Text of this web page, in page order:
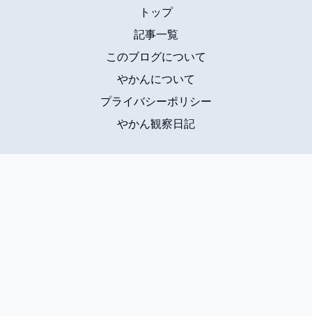
トップ
記事一覧
このブログについて
やかんについて
プライバシーポリシー
やかん観察日記